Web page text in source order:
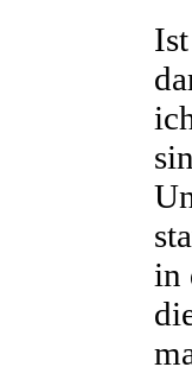
in